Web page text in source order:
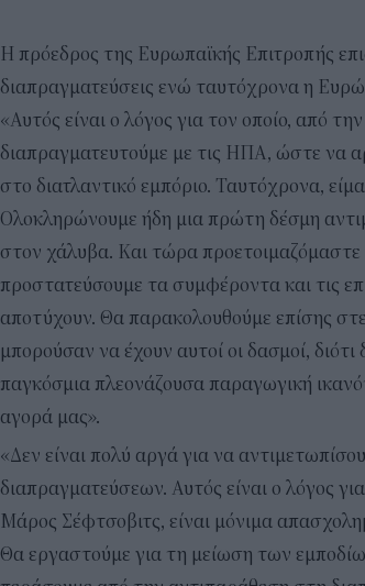
Η πρόεδρος της Ευρωπαϊκής Επιτροπής
διαπραγματεύσεις ενώ ταυτόχρονα η
«Αυτός είναι ο λόγος για τον οποίο, από
διαπραγματευτούμε με τις ΗΠΑ, ώστε να
στο διατλαντικό εμπόριο. Ταυτόχρονα,
Ολοκληρώνουμε ήδη μια πρώτη δέσμη
στον χάλυβα. Και τώρα προετοιμαζόμαστε
προστατεύσουμε τα συμφέροντα και τις
αποτύχουν. Θα παρακολουθούμε επίσης
μπορούσαν να έχουν αυτοί οι δασμοί,
παγκόσμια πλεονάζουσα παραγωγική
αγορά μας».
«Δεν είναι πολύ αργά για να
διαπραγματεύσεων. Αυτός είναι ο λόγος
Μάρος Σέφτσοβιτς, είναι μόνιμα
Θα εργαστούμε για τη μείωση των